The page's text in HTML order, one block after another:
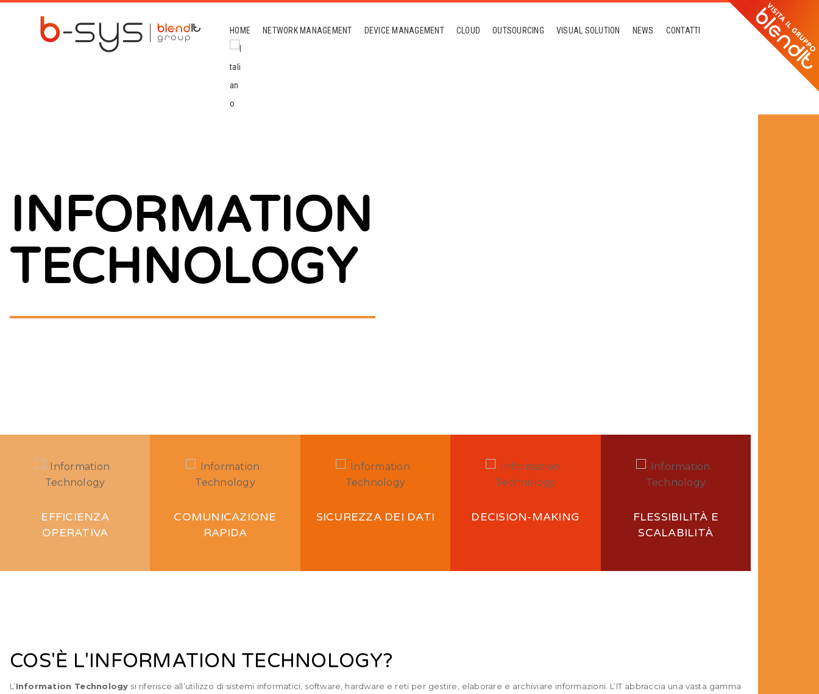
HOME NETWORK MANAGEMENT DEVICE MANAGEMENT CLOUD OUTSOURCING VISUAL SOLUTION NEWS CONTATTI
INFORMATION
TECHNOLOGY
EFFICIENZA
OPERATIVA
COMUNICAZIONE
RAPIDA
SICUREZZA DEI DATI DECISION-MAKING
FLESSIBILITÀ E
SCALABILITÀ
COS'È L'INFORMATION TECHNOLOGY?
L’Information Technology si riferisce all’utilizzo di sistemi informatici, software, hardware e reti per gestire, elaborare e archiviare informazioni. L’IT abbraccia una vasta gamma